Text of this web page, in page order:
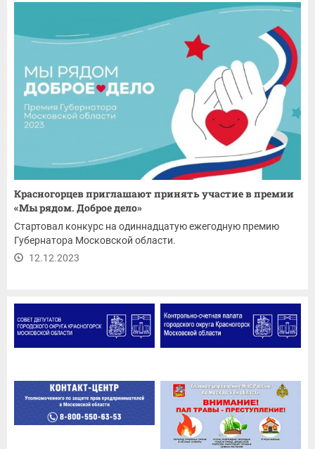
Красногорцев приглашают принять участие в премии
«Мы рядом. Доброе дело»
Стартовал конкурс на одиннадцатую ежегодную премию
Губернатора Московской области.
12.12.2023